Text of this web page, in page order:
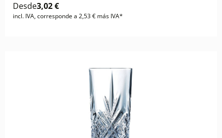
Desde3,02 €
incl. IVA, corresponde a 2,53 € más IVA*